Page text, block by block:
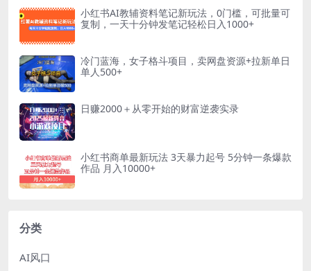
小红书AI教辅资料笔记新玩法，0门槛，可批量可
复制，一天十分钟发笔记轻松日入1000+
冷门蓝海，女子格斗项目，卖网盘资源+拉新单日
单人500+
日赚2000＋从零开始的财富逆袭实录
小红书商单最新玩法 3天暴力起号 5分钟一条爆款
作品 月入10000+
分类
AI风口